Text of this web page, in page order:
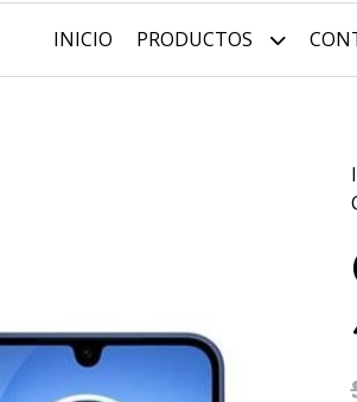
INICIO PRODUCTOS